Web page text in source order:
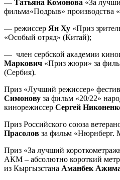
— Татьяна Комонова «За
фильма«Подрыв» производства
— режиссер Ян Ху «Приз
«Особый отряд» (Китай);
— член сербской академии
Маркович «Приз жюри» за
(Сербия).
Приз «Лучший режиссер»
Симонову за фильм «20/22»
кинорежиссер Сергей
Приз Российского союза
Прасолов за фильм «Нюрнберг.
Приз «За лучший
АКМ – абсолютно короткий
из Кыргызстана Аманбек